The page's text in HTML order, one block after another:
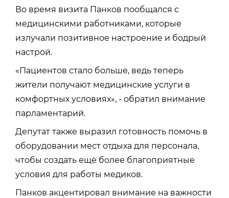
Во время визита Панков пообщался с
медицинскими работниками, которые
излучали позитивное настроение и бодрый
настрой.
«Пациентов стало больше, ведь теперь
жители получают медицинские услуги в
комфортных условиях», - обратил внимание
парламентарий.
Депутат также выразил готовность помочь в
оборудовании мест отдыха для персонала,
чтобы создать ещё более благоприятные
условия для работы медиков.
Панков акцентировал внимание на важности